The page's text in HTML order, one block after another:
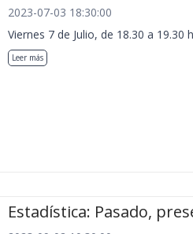
2023-07-03 18:30:00
Viernes 7 de Julio, de 18.30 a 19.30
Leer más
Estadística: Pasado,